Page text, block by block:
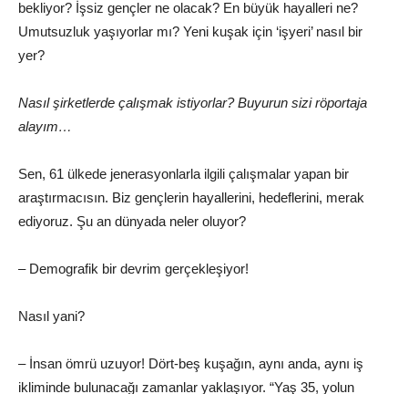
bekliyor? İşsiz gençler ne olacak? En büyük hayalleri ne?
Umutsuzluk yaşıyorlar mı? Yeni kuşak için ‘işyeri’ nasıl bir
yer?
Nasıl şirketlerde çalışmak istiyorlar? Buyurun sizi röportaja
alayım…
Sen, 61 ülkede jenerasyonlarla ilgili çalışmalar yapan bir
araştırmacısın. Biz gençlerin hayallerini, hedeflerini, merak
ediyoruz. Şu an dünyada neler oluyor?
– Demografik bir devrim gerçekleşiyor!
Nasıl yani?
– İnsan ömrü uzuyor! Dört-beş kuşağın, aynı anda, aynı iş
ikliminde bulunacağı zamanlar yaklaşıyor. “Yaş 35, yolun